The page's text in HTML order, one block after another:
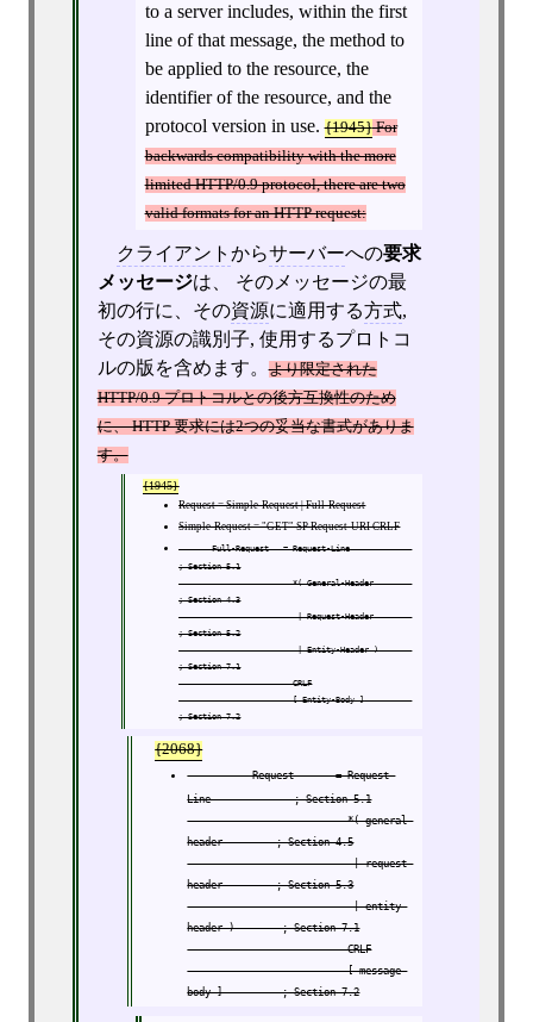
to a server includes, within the first
line of that message, the method to
be applied to the resource, the
identifier of the resource, and the
protocol version in use.{1945}For
backwards compatibility with the more
limited HTTP/0.9 protocol, there are two
valid formats for an HTTP request:
クライアント からサーバーへの要求
メッセージは、 そのメッセージの最
初の行に、その資源に適用する方式,
その資源の識別子, 使用するプロトコ
ルの版を含めます。より限定された
HTTP/0.9 プロトコルとの後方互換性のため
に、 HTTP 要求には2つの妥当な書式がありま
す。
{1945}
Request = Simple-Request | Full-Request
Simple-Request = "GET" SP Request-URI CRLF
       Full-Request   = Request-Line
; Section 5.1
                        *( General-Header
; Section 4.3
                         | Request-Header
; Section 5.2
                         | Entity-Header )
; Section 7.1
                        CRLF
                        [ Entity-Body ]
; Section 7.2
{2068}
           Request       = Request-
Line              ; Section 5.1
                           *( general-
header         ; Section 4.5
                            | request-
header         ; Section 5.3
                            | entity-
header )        ; Section 7.1
                           CRLF
                           [ message-
body ]          ; Section 7.2